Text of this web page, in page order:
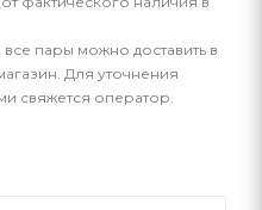
пары можно доставить в
Для уточнения
свяжется оператор.